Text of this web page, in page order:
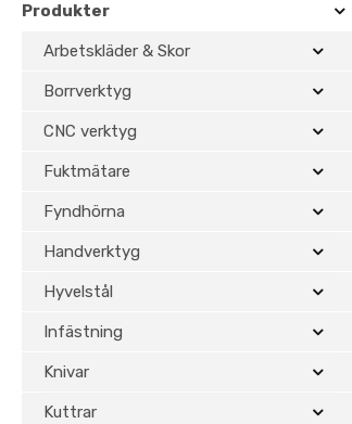
Produkter
Arbetskläder & Skor
Borrverktyg
CNC verktyg
Fuktmätare
Fyndhörna
Handverktyg
Hyvelstål
Infästning
Knivar
Kuttrar